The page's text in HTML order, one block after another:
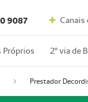
9087 Canais
Próprios 2º via de